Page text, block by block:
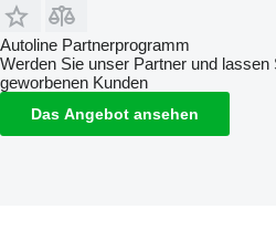
Autoline Partnerprogramm
Werden Sie unser Partner und
geworbenen Kunden
Das Angebot ansehen